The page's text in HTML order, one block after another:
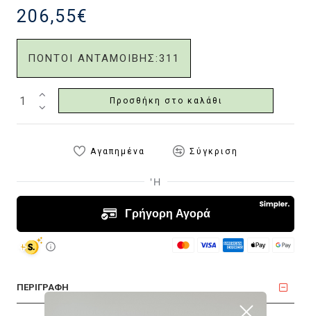
206,55€
ΠΟΝΤΟΙ ΑΝΤΑΜΟΙΒΗΣ:311
Προσθήκη στο καλάθι
Αγαπημένα Σύγκριση
ΠΕΡΙΓΡΑΦΗ
Συνεδρίου oval τραπέζι dg beech 240x120 εκ